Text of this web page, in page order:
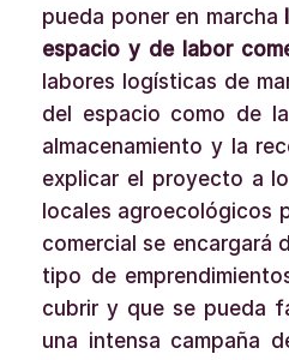
pueda poner en marcha
espacio y de labor
labores logísticas de
del espacio como de
almacenamiento y la
explicar el proyecto a
locales agroecológicos
comercial se encargará
tipo de
cubrir y que se pueda
una intensa campaña